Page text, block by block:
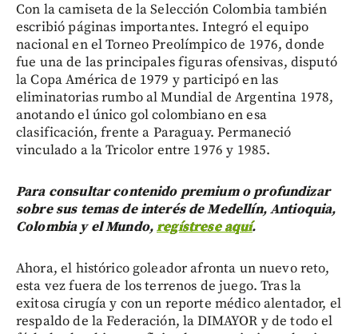
Con la camiseta de la Selección Colombia también
escribió páginas importantes. Integró el equipo
nacional en el Torneo Preolímpico de 1976, donde
fue una de las principales figuras ofensivas, disputó
la Copa América de 1979 y participó en las
eliminatorias rumbo al Mundial de Argentina 1978,
anotando el único gol colombiano en esa
clasificación, frente a Paraguay. Permaneció
vinculado a la Tricolor entre 1976 y 1985.
Para consultar contenido premium o profundizar
sobre sus temas de interés de Medellín, Antioquia,
Colombia y el Mundo,regístrese aquí.
Ahora, el histórico goleador afronta un nuevo reto,
esta vez fuera de los terrenos de juego. Tras la
exitosa cirugía y con un reporte médico alentador, el
respaldo de la Federación, la DIMAYOR y de todo el